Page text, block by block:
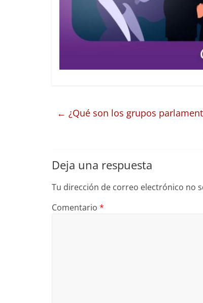
← ¿Qué son los grupos
Deja una respuesta
Tu dirección de correo electrónico no
Comentario *